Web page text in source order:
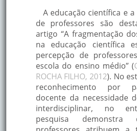
A educação científica e
de professores são
artigo “A fragmentação
na educação científica
percepção de
escola do ensino médio” (
ROCHA FILHO, 2012). No
reconhecimento por
docente da necessidade
interdisciplinar, no
pesquisa